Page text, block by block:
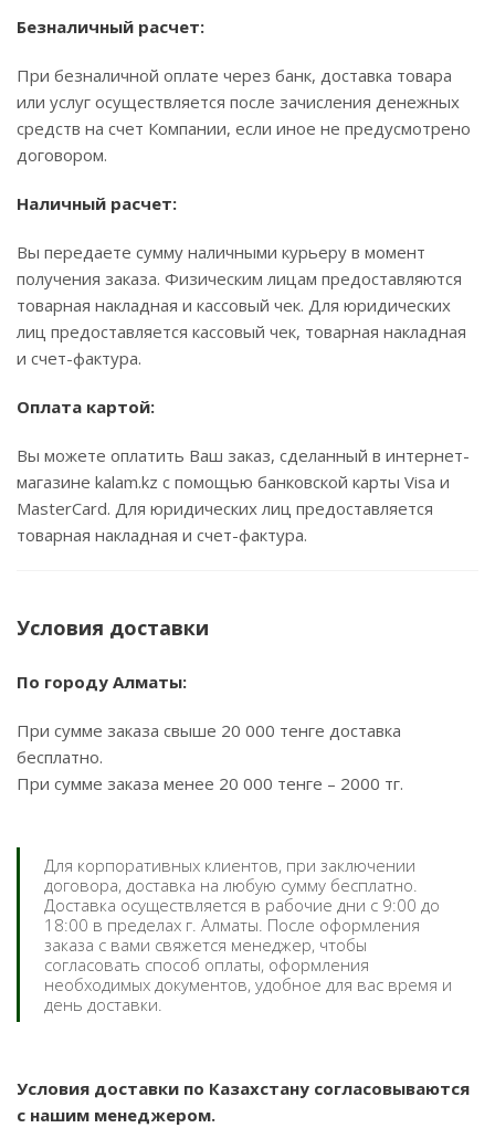
Безналичный расчет:
При безналичной оплате через банк, доставка товара
или услуг осуществляется после зачисления денежных
средств на счет Компании, если иное не предусмотрено
договором.
Наличный расчет:
Вы передаете сумму наличными курьеру в момент
получения заказа. Физическим лицам предоставляются
товарная накладная и кассовый чек. Для юридических
лиц предоставляется кассовый чек, товарная накладная
и счет-фактура.
Оплата картой:
Вы можете оплатить Ваш заказ, сделанный в интернет-
магазине kalam.kz с помощью банковской карты Visa и
MasterCard. Для юридических лиц предоставляется
товарная накладная и счет-фактура.
Условия доставки
По городу Алматы:
При сумме заказа свыше 20 000 тенге доставка
бесплатно.
При сумме заказа менее 20 000 тенге – 2000 тг.
Для корпоративных клиентов, при заключении
договора, доставка на любую сумму бесплатно.
Доставка осуществляется в рабочие дни с 9:00 до
18:00 в пределах г. Алматы. После оформления
заказа с вами свяжется менеджер, чтобы
согласовать способ оплаты, оформления
необходимых документов, удобное для вас время и
день доставки.
Условия доставки по Казахстану согласовываются
с нашим менеджером.